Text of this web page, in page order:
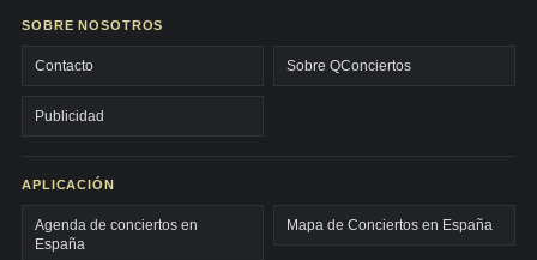
SOBRE NOSOTROS
Contacto Sobre QConciertos
Publicidad
APLICACIÓN
Agenda de conciertos en
España
Mapa de Conciertos en España